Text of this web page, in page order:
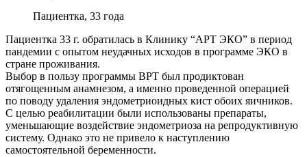
Пациентка, 33 года
Пациентка 33 г. обратилась в Клинику “АРТ ЭКО” в период
пандемии с опытом неудачных исходов в программе ЭКО в
стране проживания.
Выбор в пользу программы ВРТ был продиктован
отягощенным анамнезом, а именно проведенной операцией
по поводу удаления эндометриоидных кист обоих яичников.
С целью реабилитации были использованы препараты,
уменьшающие воздействие эндометриоза на репродуктивную
систему. Однако это не привело к наступлению
самостоятельной беременности.